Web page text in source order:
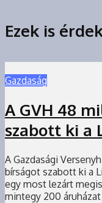
Ezek is
Gazdaság
A GVH 48
szabott ki a
A Gazdasági
bírságot szabott ki a
egy most lezárt
mintegy 200